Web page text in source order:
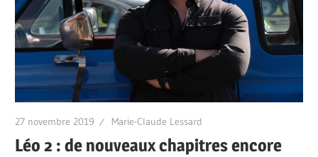
27 novembre 2019 Marie-Claude Lessard
Léo 2 : de nouveaux chapitres encore